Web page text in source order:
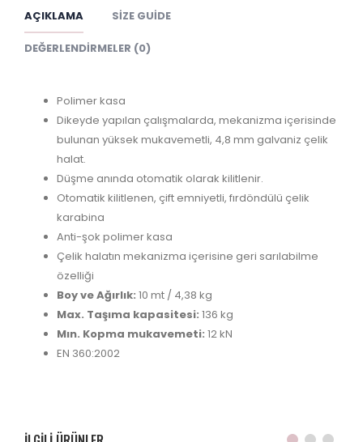
AÇIKLAMA SIZE GUIDE
DEĞERLENDIRMELER (0)
Polimer kasa
Dikeyde yapılan çalışmalarda, mekanizma içerisinde
bulunan yüksek mukavemetli, 4,8 mm galvaniz çelik
halat.
Düşme anında otomatik olarak kilitlenir.
Otomatik kilitlenen, çift emniyetli, fırdöndülü çelik
karabina
Anti-şok polimer kasa
Çelik halatın mekanizma içerisine geri sarılabilme
özelliği
Boy ve Ağırlık: 10 mt / 4,38 kg
Max. Taşıma kapasitesi: 136 kg
Mın. Kopma mukavemeti: 12 kN
EN 360:2002